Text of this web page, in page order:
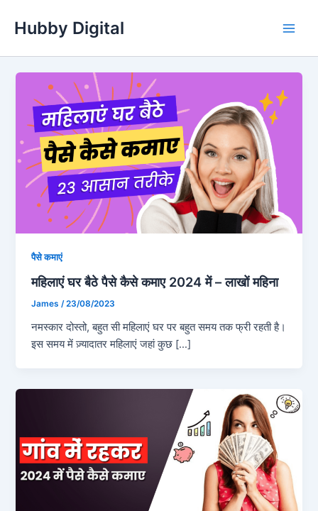
Hubby Digital
पैसे कमाएं
महिलाएं घर बैठे पैसे कैसे कमाए 2024 में – लाखों महिना
James/23/08/2023
नमस्कार दोस्तो, बहुत सी महिलाएं घर पर बहुत समय तक फ्री रहती है।
इस समय में ज़्यादातर महिलाएं जहां कुछ […]